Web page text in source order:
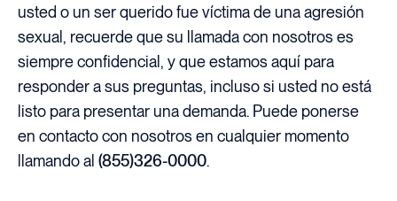
usted o un ser querido fue víctima de una agresión
sexual, recuerde que su llamada con nosotros es
siempre confidencial, y que estamos aquí para
responder a sus preguntas, incluso si usted no está
listo para presentar una demanda. Puede ponerse
en contacto con nosotros en cualquier momento
llamando al (855)326-0000.